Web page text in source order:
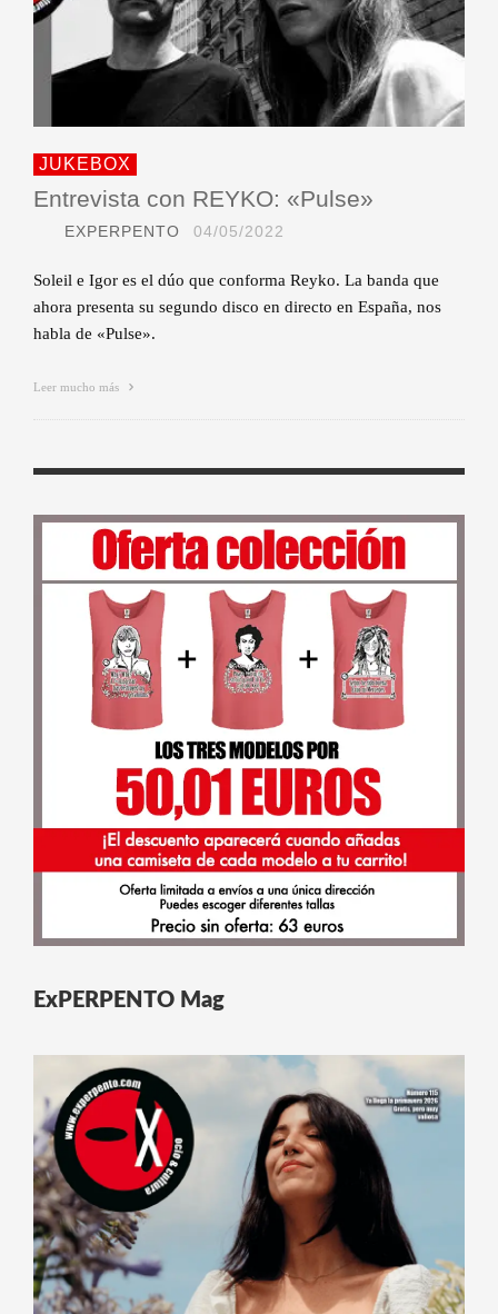
JUKEBOX
Entrevista con REYKO: «Pulse»
EXPERPENTO 04/05/2022
Soleil e Igor es el dúo que conforma Reyko. La banda que
ahora presenta su segundo disco en directo en España, nos
habla de «Pulse».
Leer mucho más
ExPERPENTO Mag